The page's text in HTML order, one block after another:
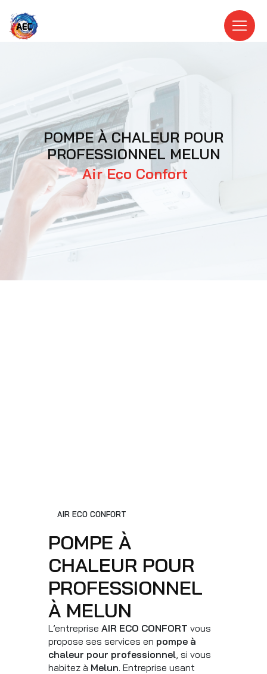
POMPE À CHALEUR POUR
PROFESSIONNEL MELUN
Air Eco Confort
AIR ECO CONFORT
POMPE À
CHALEUR POUR
PROFESSIONNEL
À MELUN
L’entreprise AIR ECO CONFORT vous
propose ses services en pompe à
chaleur pour professionnel, si vous
habitez à Melun. Entreprise usant